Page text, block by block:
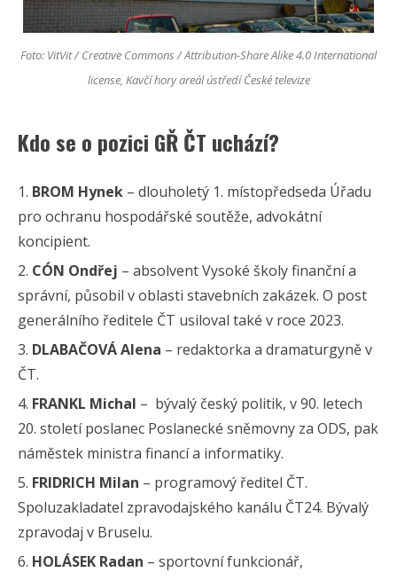
Foto: VitVit / Creative Commons / Attribution-Share Alike 4.0 International
license, Kavčí hory areál ústředí České televize
Kdo se o pozici GŘ ČT uchází?
BROM Hynek – dlouholetý 1. místopředseda Úřadu
pro ochranu hospodářské soutěže, advokátní
koncipient.
CÓN Ondřej – absolvent Vysoké školy finanční a
správní, působil v oblasti stavebních zakázek. O post
generálního ředitele ČT usiloval také v roce 2023.
DLABAČOVÁ Alena – redaktorka a dramaturgyně v
ČT.
FRANKL Michal – bývalý český politik, v 90. letech
20. století poslanec Poslanecké sněmovny za ODS, pak
náměstek ministra financí a informatiky.
FRIDRICH Milan – programový ředitel ČT.
Spoluzakladatel zpravodajského kanálu ČT24. Bývalý
zpravodaj v Bruselu.
HOLÁSEK Radan – sportovní funkcionář,